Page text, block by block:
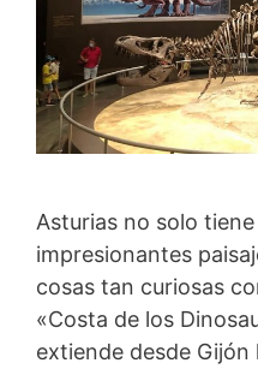
Asturias no solo
impresionantes
cosas tan curiosas
«Costa de los
extiende desde Gijón